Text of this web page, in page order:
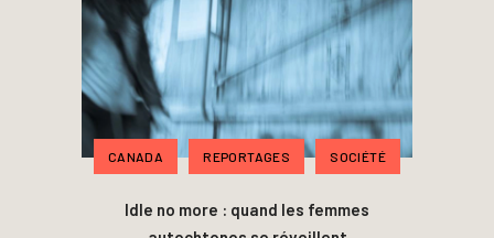
CANADA REPORTAGES SOCIÉTÉ
Idle no more : quand les femmes